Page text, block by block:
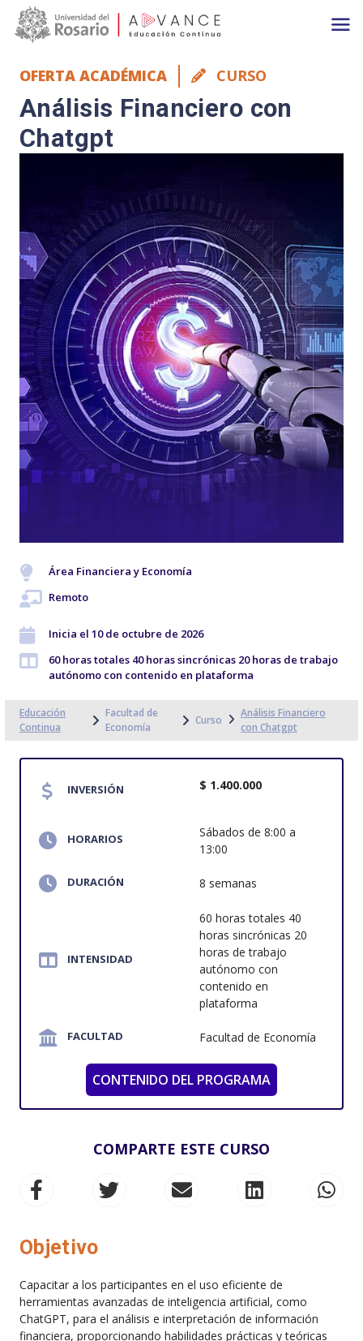
Pasar al contenido principal
Main navigation
OFERTA ACADÉMICA CURSO
Análisis Financiero con
Chatgpt
Área Financiera y Economía
Remoto
Inicia el 10 de octubre de 2026
60 horas totales 40 horas sincrónicas 20 horas de trabajo
autónomo con contenido en plataforma
Educación
Continua
Facultad de
Economía
Curso
Análisis Financiero
con Chatgpt
INVERSIÓN $ 1.400.000
HORARIOS
Sábados de 8:00 a
13:00
DURACIÓN 8 semanas
INTENSIDAD
60 horas totales 40
horas sincrónicas 20
horas de trabajo
autónomo con
contenido en
plataforma
FACULTAD Facultad de Economía
CONTENIDO DEL PROGRAMA
COMPARTE ESTE CURSO
Objetivo
Capacitar a los participantes en el uso eficiente de
herramientas avanzadas de inteligencia artificial, como
ChatGPT, para el análisis e interpretación de información
financiera, proporcionando habilidades prácticas y teóricas